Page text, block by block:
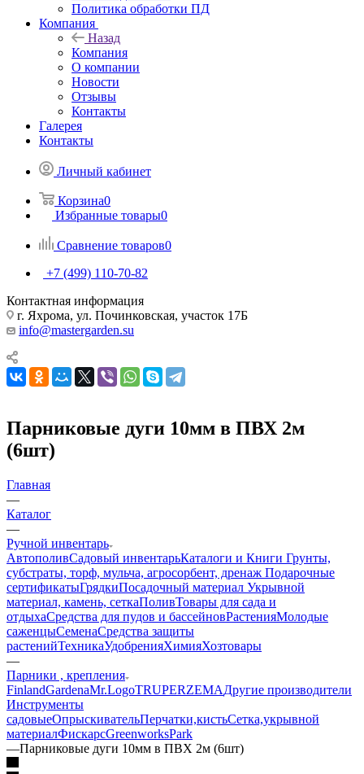
Политика обработки ПД
Компания
Назад
Компания
О компании
Новости
Отзывы
Контакты
Галерея
Контакты
Личный кабинет
Корзина0
Избранные товары0
Сравнение товаров0
+7 (499) 110-70-82
Контактная информация
г. Яхрома, ул. Починковская, участок 17Б
info@mastergarden.su
Парниковые дуги 10мм в ПВХ 2м
(6шт)
Главная
—
Каталог
—
Ручной инвентарь
АвтополивСадовый инвентарьКаталоги и Книги Грунты,
субстраты, торф, мульча, агросорбент, дренаж Подарочные
сертификатыГрядкиПосадочный материал Укрывной
материал, камень, сеткаПоливТовары для сада и
отдыхаСредства для пудов и бассейновРастенияМолодые
саженцыСеменаСредства защиты
растенийТехникаУдобренияХимияХозтовары
—
Парники , крепления
FinlandGardenaMr.LogoTRUPERZEMAДругие производители
Инструменты
садовыеОпрыскивательПерчатки,кистьСетка,укрывной
материалФискарсGreenworksPark
—Парниковые дуги 10мм в ПВХ 2м (6шт)